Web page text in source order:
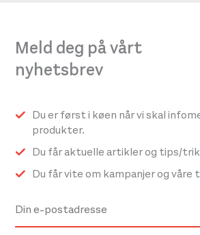
Meld deg på vårt
nyhetsbrev
Du er først i køen når vi skal
produkter.
Du får aktuelle artikler og tips/
Du får vite om kampanjer og våre